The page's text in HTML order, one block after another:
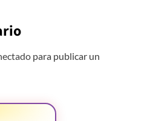
para publicar un